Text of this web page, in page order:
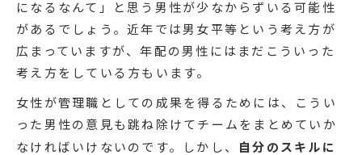
になるなんて」と思う男性が少なからずいる可能性
があるでしょう。近年では男女平等という考え方が
広まっていますが、年配の男性にはまだこういった
考え方をしている方もいます。
女性が管理職としての成果を得るためには、こうい
った男性の意見も跳ね除けてチームをまとめていか
なければいけないのです。しかし、 自分のスキルに